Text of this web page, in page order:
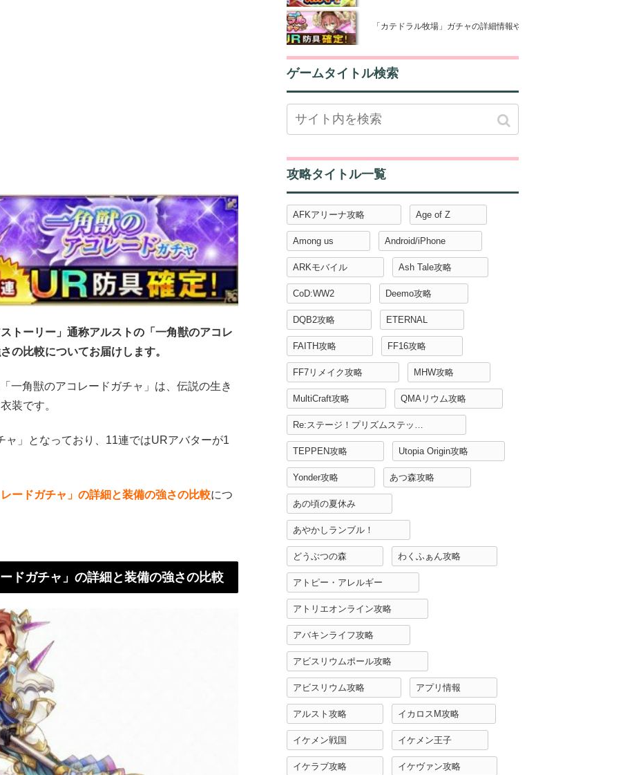
トーリー」通称アルストの「一角獣のアコレ
の比較についてお届けします。
一角獣のアコレードガチャ」は、伝説の生き
装です。
ャ」となっており、11連ではURアバターが1
ードガチャ」の詳細と装備の強さの比較につ
ドガチャ」の詳細と装備の強さの比較
「カテドラル牧場」ガチャの詳細情報や装備の強さの比較【アルスト
ゲームタイトル検索
攻略タイトル一覧
AFKアリーナ攻略 Age of Z
Among us Android/iPhone
ARKモバイル Ash Tale攻略
CoD:WW2 Deemo攻略
DQB2攻略 ETERNAL
FAITH攻略 FF16攻略
FF7リメイク攻略 MHW攻略
MultiCraft攻略 QMAリウム攻略
TEPPEN攻略 Utopia Origin攻略
Yonder攻略 あつ森攻略
あの頃の夏休み
あやかしランブル！
どうぶつの森 わくふぁん攻略
アトピー・アレルギー
アトリエオンライン攻略
アバキンライフ攻略
アビスリウムポール攻略
アビスリウム攻略 アプリ情報
アルスト攻略 イカロスM攻略
イケメン戦国 イケメン王子
イケラブ攻略 イケヴァン攻略